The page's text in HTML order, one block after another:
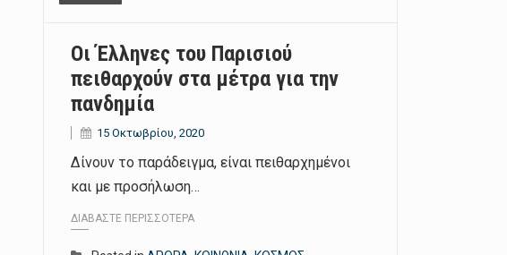
Οι Έλληνες του Παρισιού
πειθαρχούν στα μέτρα για την
πανδημία
15 Οκτωβρίου, 2020
Δίνουν το παράδειγμα, είναι πειθαρχημένοι
και με προσήλωση…
ΔΙΑΒΆΣΤΕ ΠΕΡΙΣΣΌΤΕΡΑ